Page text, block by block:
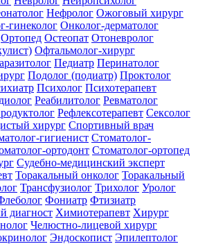
Нефролог Ожоговый хирург
гинеколог Онколог-дерматолог
Ортопед Остеопат Отоневролог
Офтальмолог-хирург
Педиатр Перинатолог
Подолог (подиатр) Проктолог
Психолог Психотерапевт
Реабилитолог Ревматолог
Рефлексотерапевт Сексолог
хирург Спортивный врач
гигиенист Стоматолог-
ортодонт Стоматолог-ортопед
Судебно-медицинский эксперт
Торакальный онколог Торакальный
Трансфузиолог Трихолог Уролог
Фониатр Фтизиатр
диагност Химиотерапевт Хирург
Челюстно-лицевой хирург
Эндоскопист Эпилептолог